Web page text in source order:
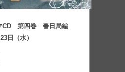
CD 第四巻 春日局編
日（水）